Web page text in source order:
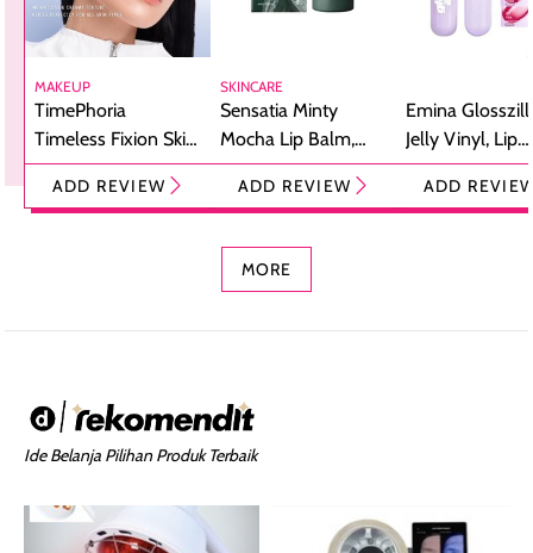
MAKEUP
TimePhoria
Timeless Fixion Skin
Tint Stick,
Foundation dan
ADD REVIEW
SKINCARE
Sensatia Minty
Mocha Lip Balm,
Pelembap Bibir
dengan Aroma
ADD REVIEW
Emina
Jelly Vinyl, Lip
Cream Glossy
Ringan
ADD
MORE
Ide Belanja Pilihan Produk Terbaik